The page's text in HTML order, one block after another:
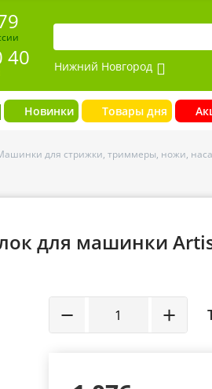
40 Нижний Новгород
Новинки Товары дня
для стрижки, триммеры, ножи,
для машинки
+
−